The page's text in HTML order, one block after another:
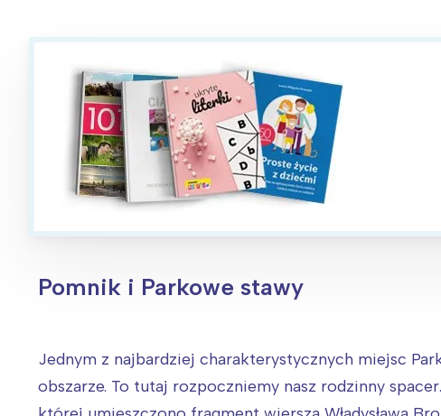
Pomnik i Parkowe stawy
Jednym z najbardziej charakterystycznych miejsc
obszarze. To tutaj rozpoczniemy nasz rodzinny